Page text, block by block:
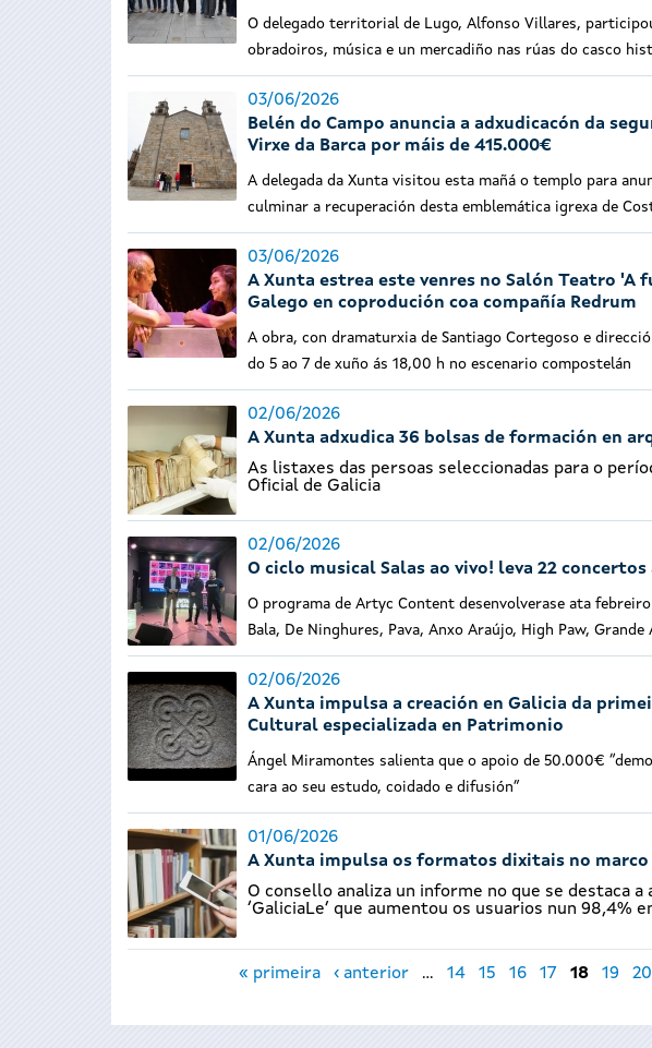
O delegado territorial de Lugo, Alfonso Villares,
obradoiros, música e un mercadiño nas rúas do casco
03/06/2026
Belén do Campo anuncia a adxudicacón da
Virxe da Barca por máis de 415.000€
A delegada da Xunta visitou esta mañá o templo para
culminar a recuperación desta emblemática igrexa de
03/06/2026
A Xunta estrea este venres no Salón Teatro 'A
Galego en coprodución coa compañía Redrum
A obra, con dramaturxia de Santiago Cortegoso e
do 5 ao 7 de xuño ás 18,00 h no escenario compostelán
02/06/2026
A Xunta adxudica 36 bolsas de formación en
As listaxes das persoas seleccionadas para o
Oficial de Galicia
02/06/2026
O ciclo musical Salas ao vivo! leva 22
O programa de Artyc Content desenvolverase ata
Bala, De Ninghures, Pava, Anxo Araújo, High Paw,
02/06/2026
A Xunta impulsa a creación en Galicia da
Cultural especializada en Patrimonio
Ángel Miramontes salienta que o apoio de 50.000€
cara ao seu estudo, coidado e difusión”
01/06/2026
A Xunta impulsa os formatos dixitais no
O consello analiza un informe no que se destaca
‘GaliciaLe’ que aumentou os usuarios nun 98,4%
Páxinas
« primeira ‹ anterior … 14 15 16 17 18 19 20